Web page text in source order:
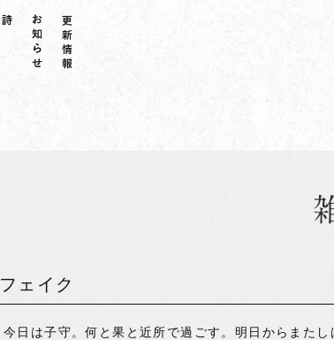
フェイク
今日は子守。何と果と近所で過ごす。明日からまた